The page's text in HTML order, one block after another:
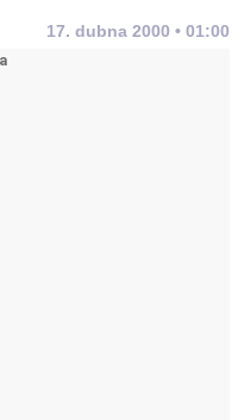
17. dubna 2000 • 01:00